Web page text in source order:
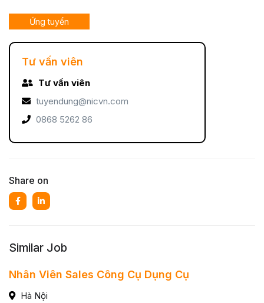
Ứng tuyển
Tư vấn viên
Tư vấn viên
tuyendung@nicvn.com
0868 5262 86
Share on
Similar Job
Nhân Viên Sales Công Cụ Dụng Cụ
Hà Nội